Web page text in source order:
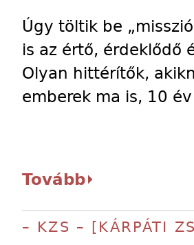
Úgy töltik be
is az értő, érdeklődő
Olyan hittérítők,
emberek ma is, 10
Tovább
– KZS – [KÁRPÁTI